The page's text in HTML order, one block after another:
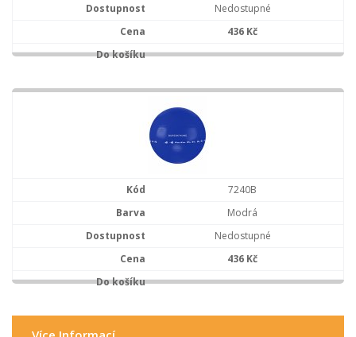
Nedostupné
436 Kč
7240B
Modrá
Nedostupné
436 Kč